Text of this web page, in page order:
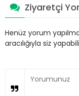
Ziyaretçi
Henüz yorum
aracılığıyla siz